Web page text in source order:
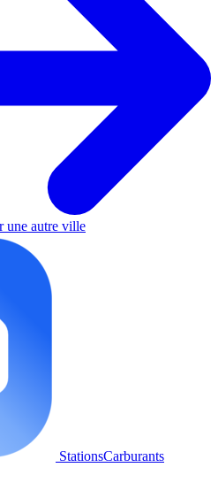
une autre ville
StationsCarburants